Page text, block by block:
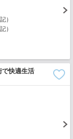
）
）
快適生活